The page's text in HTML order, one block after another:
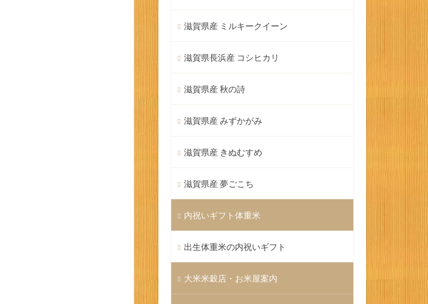
滋賀県産 ミルキークイーン
滋賀県長浜産 コシヒカリ
滋賀県産 秋の詩
滋賀県産 みずかがみ
滋賀県産 きぬむすめ
滋賀県産 夢ごこち
内祝いギフト体重米
出生体重米の内祝いギフト
大米米穀店・お米屋案内